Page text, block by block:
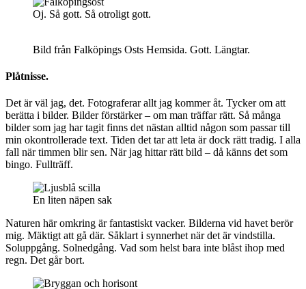
Oj. Så gott. Så otroligt gott.
Bild från Falköpings Osts Hemsida. Gott. Längtar.
Plåtnisse.
Det är väl jag, det. Fotograferar allt jag kommer åt. Tycker om att
berätta i bilder. Bilder förstärker – om man träffar rätt. Så många
bilder som jag har tagit finns det nästan alltid någon som passar till
min okontrollerade text. Tiden det tar att leta är dock rätt tradig. I alla
fall när timmen blir sen. När jag hittar rätt bild – då känns det som
bingo. Fullträff.
En liten näpen sak
Naturen här omkring är fantastiskt vacker. Bilderna vid havet berör
mig. Mäktigt att gå där. Såklart i synnerhet när det är vindstilla.
Soluppgång. Solnedgång. Vad som helst bara inte blåst ihop med
regn. Det går bort.